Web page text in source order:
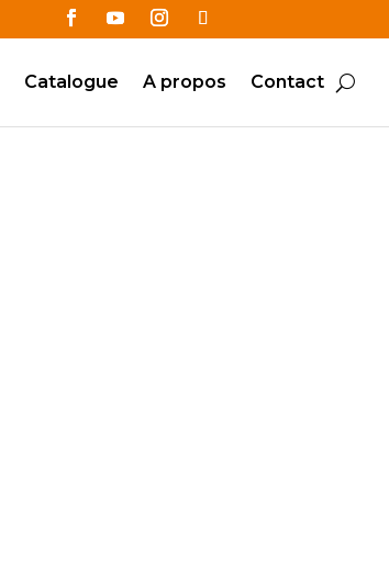
Catalogue A propos Contact